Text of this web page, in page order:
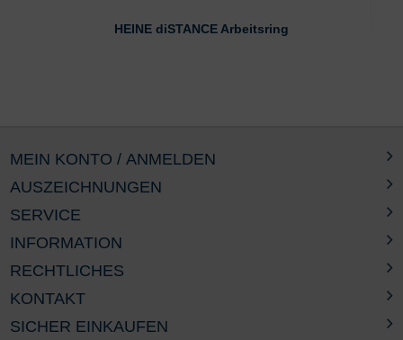
HEINE diSTANCE Arbeitsring
AUSZEICHNUNGEN
SERVICE
INFORMATION
RECHTLICHES
MEIN KONTO / ANMELDEN
KONTAKT
SICHER EINKAUFEN